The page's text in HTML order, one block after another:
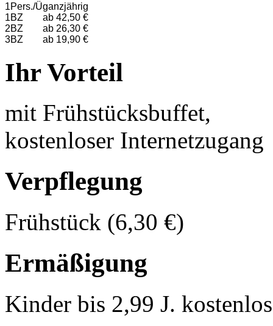
1Pers./Üganzjährig
1BZ
ab 42,50 €
2BZ
ab 26,30 €
3BZ
ab 19,90 €
Ihr Vorteil
mit Frühstücksbuffet,
kostenloser Internetzugang
Verpflegung
Frühstück (6,30 €)
Ermäßigung
Kinder bis 2,99 J.